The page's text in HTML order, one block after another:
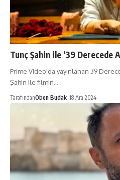
Tunç Şahin ile ’39 Derecede
Prime Video'da yayınlanan 39
Şahin ile filmin…
TarafındanOben Budak 18 Ara 2024